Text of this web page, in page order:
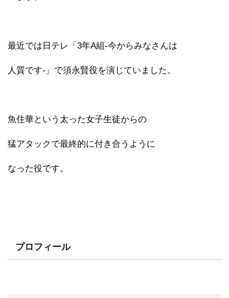
最近では日テレ「3年A組-今からみなさんは
人質です-」で須永賢役を演じていました。
魚住華という太った女子生徒からの
猛アタックで最終的に付き合うように
なった役です。
プロフィール